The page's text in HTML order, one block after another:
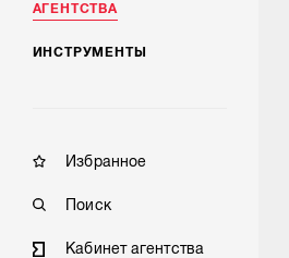
АГЕНТСТВА
ИНСТРУМЕНТЫ
Избранное
Поиск
Кабинет агентства